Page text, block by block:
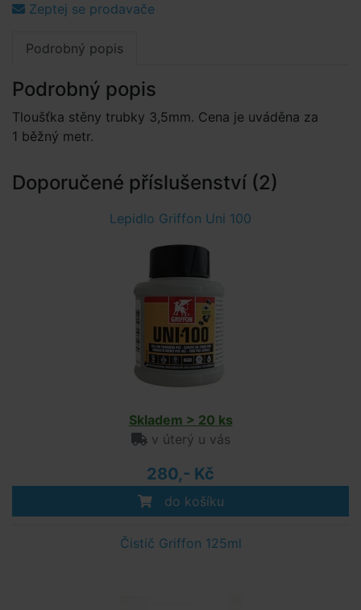
Zeptej se prodavače
Podrobný popis
Podrobný popis
Tloušťka stěny trubky 3,5mm. Cena je uváděna za
1 běžný metr.
Doporučené příslušenství (2)
Lepidlo Griffon Uni 100
Skladem > 20 ks
v úterý u vás
280,- Kč
do košíku
Čistič Griffon 125ml